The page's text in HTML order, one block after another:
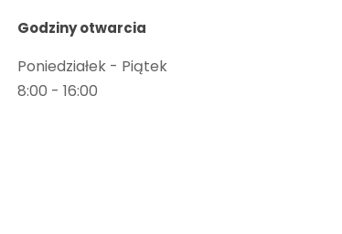
Godziny otwarcia
Poniedziałek - Piątek
8:00 - 16:00